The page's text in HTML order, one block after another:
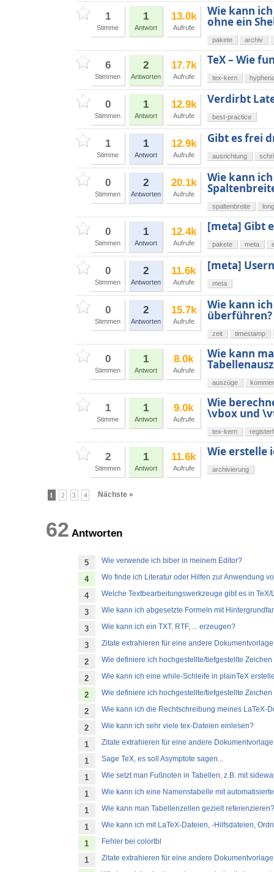
1
Stimme
1
Antwort
13.0k
Aufrufe
Wie kann
ohne ein
pakete archiv
6
Stimmen
2
Antworten
17.7k
Aufrufe
TeX – Wie
tex-kern
0
Stimmen
1
Antwort
12.9k
Aufrufe
Verdirbt
best-practice
1
Stimme
1
Antwort
12.9k
Aufrufe
Gibt es frei
ausrichtung
0
Stimmen
2
Antworten
20.1k
Aufrufe
Wie kann
spaltenbreite
0
Stimmen
1
Antwort
12.4k
Aufrufe
[meta] Gibt
pakete meta
0
Stimmen
2
Antworten
11.6k
Aufrufe
[meta]
meta
0
Stimmen
2
Antworten
15.7k
Aufrufe
Wie kann
überführen?
zeit timestamp
0
Stimmen
1
Antwort
8.0k
Aufrufe
Wie kann
auszüge
1
Stimme
1
Antwort
9.0k
Aufrufe
Wie
\vbox und
tex-kern
2
Stimmen
1
Antwort
11.6k
Aufrufe
Wie erstelle
archivierung
1 2 3 4 Nächste »
62 Antworten
5 Wie verwende ich biber in meinem Editor?
4 Wo finde ich Literatur oder Hilfen zur Anwendung
4 Welche Textbearbeitungswerkzeuge gibt es in
3 Wie kann ich abgesetzte Formeln mit
3 Wie kann ich ein TXT, RTF, ... erzeugen?
3 Zitate extrahieren für eine andere Dokumentvorlage
2 Wie definiere ich hochgestellte/tiefgestellte Zeichen
2 Wie kann ich eine while-Schleife in plainTeX
2 Wie definiere ich hochgestellte/tiefgestellte Zeichen
2 Wie kann ich die Rechtschreibung meines LaTeX-
2 Wie kann ich sehr viele tex-Dateien einlesen?
1 Zitate extrahieren für eine andere Dokumentvorlage
1 Sage TeX, es soll Asymptote sagen...
1 Wie setzt man Fußnoten in Tabellen, z.B. mit
1 Wie kann ich eine Namenstabelle mit
1 Wie kann man Tabellenzellen gezielt referenzieren?
1 Wie kann ich mit LaTeX-Dateien, -Hilfsdateien,
1 Fehler bei colortbl
1
Zitate extrahieren für eine andere Dokumentvorlage